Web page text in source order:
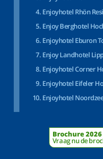
Enjoyhotel Rhön
Enjoy Berghotel
Enjoyhotel Eburon
Enjoy Landhotel
Enjoyhotel Corner
Enjoyhotel Eifeler
Enjoyhotel
Brochure 2026
Vraag nu de